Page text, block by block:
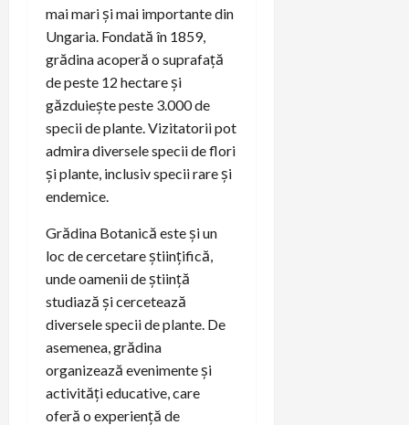
mai mari și mai importante din
Ungaria. Fondată în 1859,
grădina acoperă o suprafață
de peste 12 hectare și
găzduiește peste 3.000 de
specii de plante. Vizitatorii pot
admira diversele specii de flori
și plante, inclusiv specii rare și
endemice.
Grădina Botanică este și un
loc de cercetare științifică,
unde oamenii de știință
studiază și cercetează
diversele specii de plante. De
asemenea, grădina
organizează evenimente și
activități educative, care
oferă o experiență de